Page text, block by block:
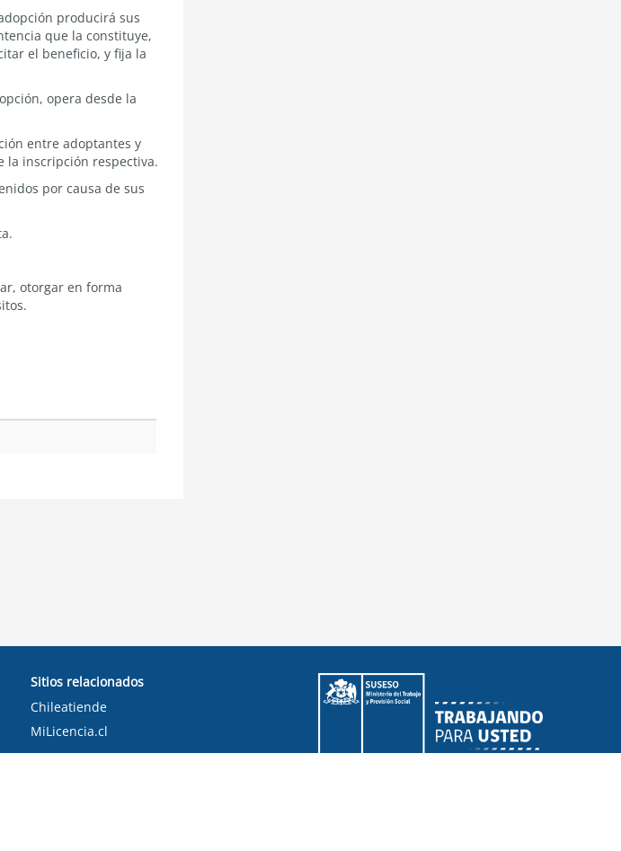
producirá sus
que la constituye,
el beneficio, y fija la
opera desde la
entre adoptantes y
la inscripción respectiva.
por causa de sus
otorgar en forma
Sitios relacionados
Chileatiende
MiLicencia.cl